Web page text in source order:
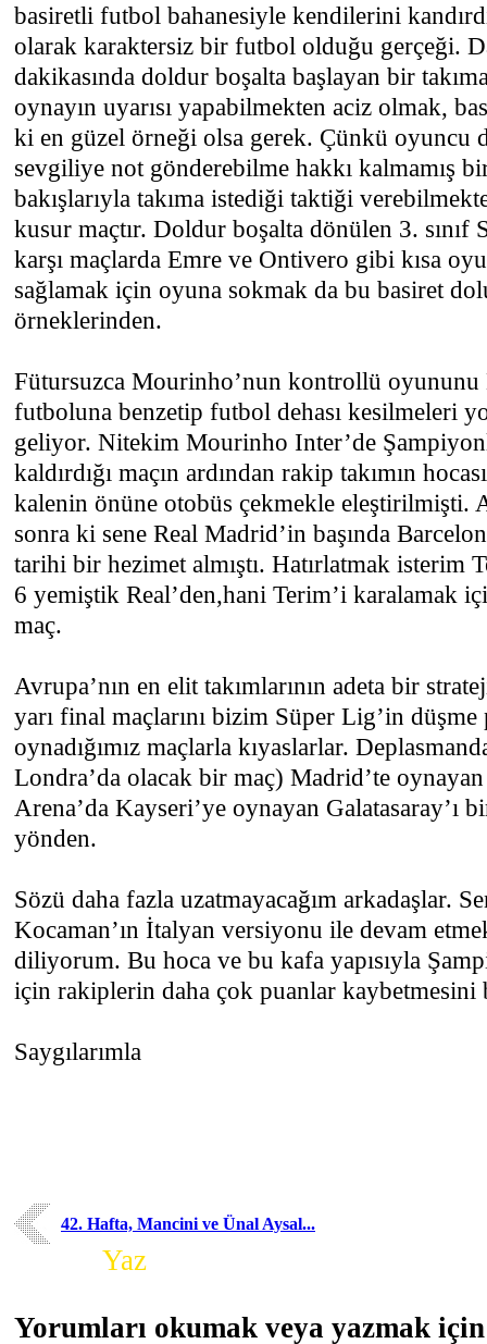
basiretli futbol bahanesiyle kendilerini
olarak karaktersiz bir futbol olduğu gerçeği.
dakikasında doldur boşalta başlayan bir
oynayın uyarısı yapabilmekten aciz olmak,
ki en güzel örneği olsa gerek. Çünkü oyuncu
sevgiliye not gönderebilme hakkı kalmamış
bakışlarıyla takıma istediği taktiği
kusur maçtır. Doldur boşalta dönülen 3.
karşı maçlarda Emre ve Ontivero gibi kısa
sağlamak için oyuna sokmak da bu basiret
örneklerinden.
Fütursuzca Mourinho’nun kontrollü oyununu
futboluna benzetip futbol dehası kesilmeleri
geliyor. Nitekim Mourinho Inter’de
kaldırdığı maçın ardından rakip takımın
kalenin önüne otobüs çekmekle eleştirilmişti.
sonra ki sene Real Madrid’in başında
tarihi bir hezimet almıştı. Hatırlatmak isterim
6 yemiştik Real’den,hani Terim’i karalamak
maç.
Avrupa’nın en elit takımlarının adeta bir
yarı final maçlarını bizim Süper Lig’in düşme
oynadığımız maçlarla kıyaslarlar.
Londra’da olacak bir maç) Madrid’te
Arena’da Kayseri’ye oynayan Galatasaray’ı
yönden.
Sözü daha fazla uzatmayacağım arkadaşlar.
Kocaman’ın İtalyan versiyonu ile devam
diliyorum. Bu hoca ve bu kafa yapısıyla
için rakiplerin daha çok puanlar
Saygılarımla
42. Hafta, Mancini ve Ünal Aysal...
Yaz
Yorumları okumak veya yazmak